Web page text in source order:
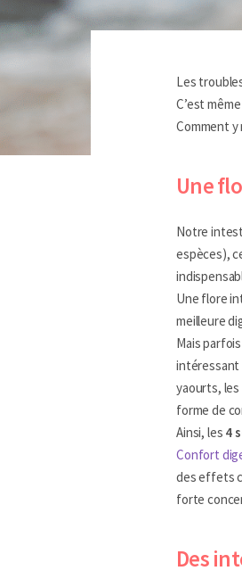
Les
C’est
Comment y
Une
Notre
espèces),
Une flore
meilleure
Mais
intéressant
yaourts,
forme de
Ainsi, les 4
Confort
des effets
forte
Des